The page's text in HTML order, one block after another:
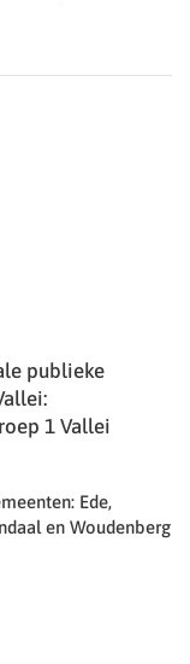
publieke
1 Vallei
Ede,
en Woudenberg